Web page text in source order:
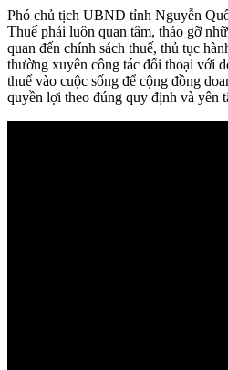
Phó chủ tịch UBND tỉnh Nguyễn
Thuế phải luôn quan tâm, tháo gỡ
quan đến chính sách thuế, thủ tục
thường xuyên công tác đối thoại với
thuế vào cuộc sống để cộng đồng
quyền lợi theo đúng quy định và yên